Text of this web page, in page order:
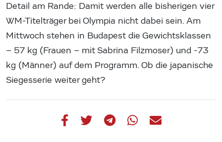
Detail am Rande: Damit werden alle bisherigen vier
WM-Titelträger bei Olympia nicht dabei sein. Am
Mittwoch stehen in Budapest die Gewichtsklassen
– 57 kg (Frauen – mit Sabrina Filzmoser) und -73
kg (Männer) auf dem Programm. Ob die japanische
Siegesserie weiter geht?